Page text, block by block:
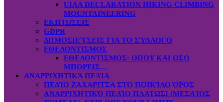
UIAA DECLARATION HIKING CLIMBING
MOUNTAINEERING
ΕΚΠΤΩΣΕΙΣ
GDPR
ΔΗΜΟΣΙΕΎΣΕΙΣ ΓΙΑ ΤΟ ΣΎΛΛΟΓΟ
ΕΘΕΛΟΝΤΙΣΜΟΣ
ΕΘΕΛΟΝΤΙΣΜΟΣ: OΠOY KAI ΟΣΟ
ΜΠΟΡΕΙΣ…
ΑΝΑΡΡΙΧΗΤΙΚΆ ΠΕΔΊΑ
ΠΕΔΊΟ ΖΑΧΑΡΙΤΣΑ ΣΤΟ ΠΟΙΚΊΛΟ ΌΡΟΣ
ΑΝΑΡΡΙΧΗΤΙΚΌ ΠΕΔΊΟ ΠΛΆΤΩΣΙ (ΜΕΣΑΊΟΣ